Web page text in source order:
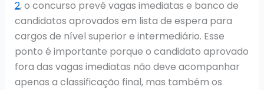
2, o concurso prevê vagas imediatas e banco de
candidatos aprovados em lista de espera para
cargos de nível superior e intermediário. Esse
ponto é importante porque o candidato aprovado
fora das vagas imediatas não deve acompanhar
apenas a classificação final, mas também os